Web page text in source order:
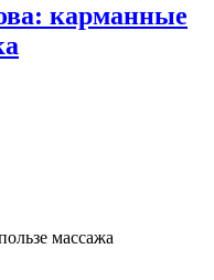
карманные
массажа